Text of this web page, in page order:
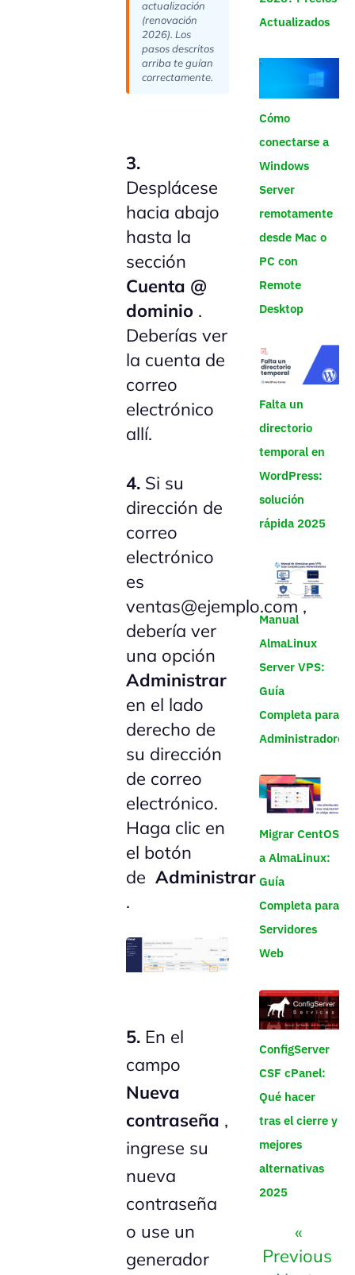
actualización
(renovación
2026). Los
pasos descritos
arriba te guían
correctamente.
3.
Desplácese
hacia abajo
hasta la
sección
Cuenta @
dominio .
Deberías ver
la cuenta de
correo
electrónico
allí.
4. Si su
dirección de
correo
electrónico
es
ventas@ejemplo.com ,
debería ver
una opción
Administrar
en el lado
derecho de
su dirección
de correo
electrónico.
Haga clic en
el botón
deAdministrar
.
5. En el
campo
Nueva
contraseña ,
ingrese su
nueva
contraseña
o use un
generador
Actualizados
Cómo
conectarse a
Windows
Server
remotamente
desde Mac o
PC con
Remote
Desktop
Falta un
directorio
temporal en
WordPress:
solución
rápida 2025
Manual
AlmaLinux
Server VPS:
Guía
Completa para
Administradores
Migrar CentOS
a AlmaLinux:
Guía
Completa para
Servidores
Web
ConfigServer
CSF cPanel:
Qué hacer
tras el cierre y
mejores
alternativas
2025
«
Previous